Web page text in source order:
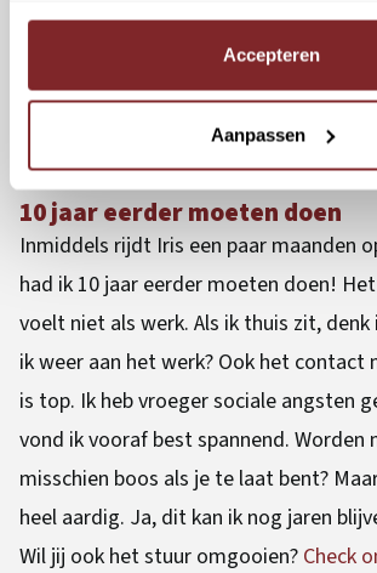
Accepteren
Aanpassen
een klasje. Ik ben geen theorie-
manier was het goed te doen. We
begeleid door de leraar. Het
weer veel beter. Uiteindelijk heb ik alles
gehaald. Ik ben super trots op mezelf.”
10 jaar eerder moeten doen
Inmiddels rijdt Iris een paar maanden
had ik 10 jaar eerder moeten doen!
voelt niet als werk. Als ik thuis zit, denk
ik weer aan het werk? Ook het contact
is top. Ik heb vroeger sociale angsten
vond ik vooraf best spannend. Worden
misschien boos als je te laat bent?
heel aardig. Ja, dit kan ik nog jaren
Wil jij ook het stuur omgooien? Check